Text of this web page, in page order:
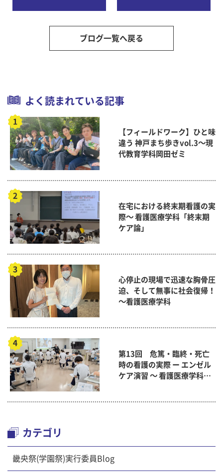
ブログ一覧へ戻る
よく読まれている記事
【フィールドワーク】ひと味
違う 神戸まち歩きvol.3～現
代教育学科岡田ゼミ
在宅における終末期看護の実
際～ 看護医療学科「終末期
ケア論」
心停止の現場で迅速な胸骨圧
迫、そして無事に社会復帰！
～看護医療学科
第13回 危篤・臨終・死亡
時の看護の実際 ー エンゼル
ケア演習 ～ 看護医療学科
カテゴリ
畿央祭(学園祭)実行委員Blog